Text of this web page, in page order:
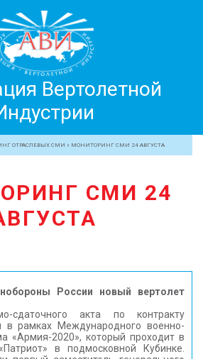
Вертолетной
29
ОТРАСЛЕВЫХ СМИ » МОНИТОРИНГ СМИ 24 АВГУСТА
СМИ 24
России новый вертолет
сдаточного акта по контракту
в рамках Международного военно-
«Армия-2020», который проходит в
в подмосковной Кубинке.